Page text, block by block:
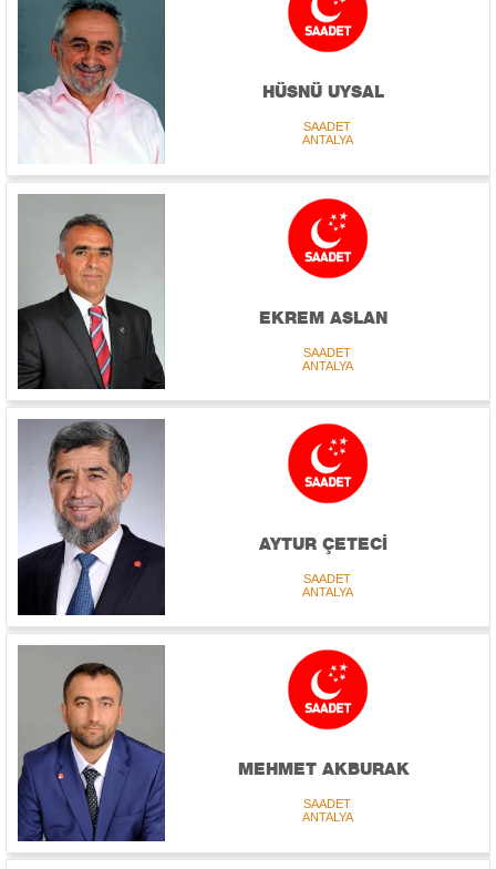
HÜSNÜ UYSAL
SAADET
ANTALYA
EKREM ASLAN
SAADET
ANTALYA
AYTUR ÇETECİ
SAADET
ANTALYA
MEHMET AKBURAK
SAADET
ANTALYA